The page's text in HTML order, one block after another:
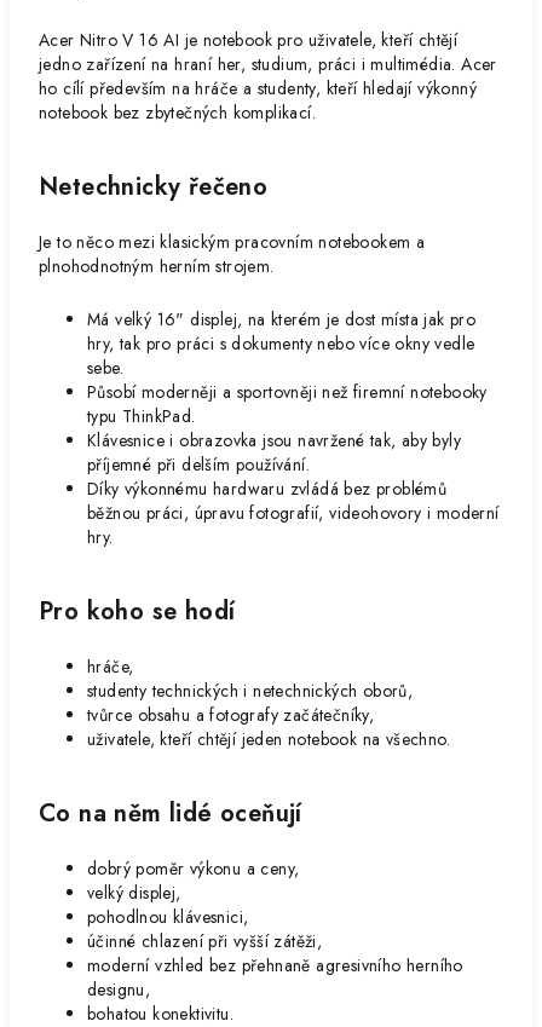
Acer Nitro V 16 AI je notebook pro uživatele, kteří chtějí
jedno zařízení na hraní her, studium, práci i multimédia. Acer
ho cílí především na hráče a studenty, kteří hledají výkonný
notebook bez zbytečných komplikací.
Netechnicky řečeno
Je to něco mezi klasickým pracovním notebookem a
plnohodnotným herním strojem.
Má velký 16" displej, na kterém je dost místa jak pro
hry, tak pro práci s dokumenty nebo více okny vedle
sebe.
Působí moderněji a sportovněji než firemní notebooky
typu ThinkPad.
Klávesnice i obrazovka jsou navržené tak, aby byly
příjemné při delším používání.
Díky výkonnému hardwaru zvládá bez problémů
běžnou práci, úpravu fotografií, videohovory i moderní
hry.
Pro koho se hodí
hráče,
studenty technických i netechnických oborů,
tvůrce obsahu a fotografy začátečníky,
uživatele, kteří chtějí jeden notebook na všechno.
Co na něm lidé oceňují
dobrý poměr výkonu a ceny,
velký displej,
pohodlnou klávesnici,
účinné chlazení při vyšší zátěži,
moderní vzhled bez přehnaně agresivního herního
designu,
bohatou konektivitu.